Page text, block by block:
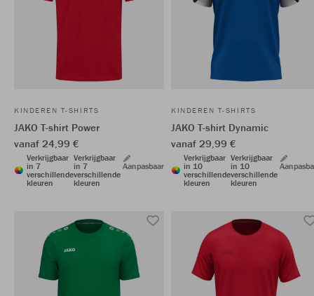
KINDEREN T-SHIRTS
JAKO T-shirt Power
vanaf 24,99 €
Verkrijgbaar
in 7
verschillende
kleuren
Verkrijgbaar
in 7
verschillende
kleuren
Aanpasbaar
KINDEREN T-SHIRTS
JAKO T-shirt Dynamic
vanaf 29,99 €
Verkrijgbaar
in 10
verschillende
kleuren
Verkrijgbaar
in 10
verschillende
kleuren